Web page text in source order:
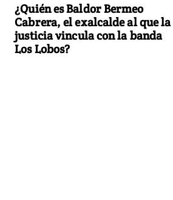
¿Quién es Baldor Bermeo
Cabrera, el exalcalde al que la
justicia vincula con la banda
Los Lobos?